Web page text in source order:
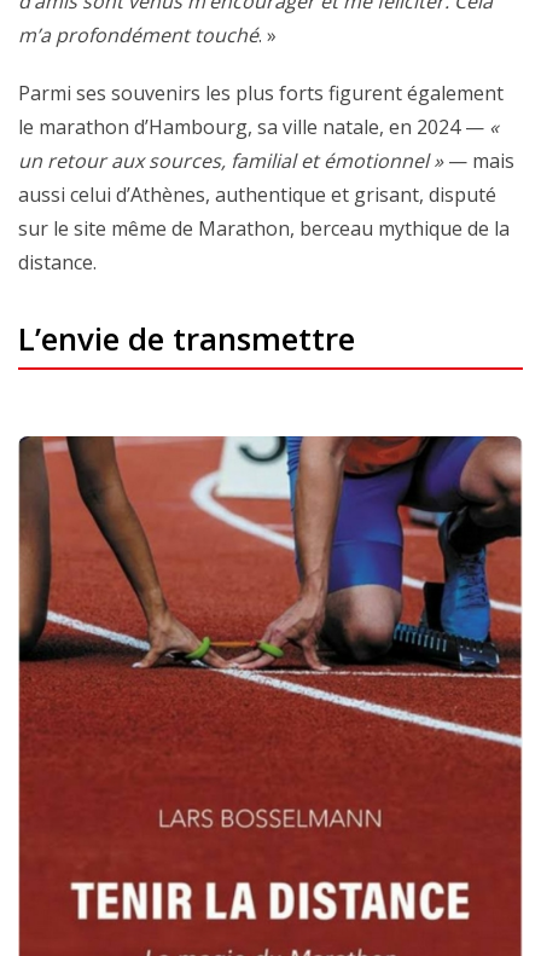
m’a profondément touché. »
Parmi ses souvenirs les plus forts figurent également
le marathon d’Hambourg, sa ville natale, en 2024 — «
un retour aux sources, familial et émotionnel »— mais
aussi celui d’Athènes, authentique et grisant, disputé
sur le site même de Marathon, berceau mythique de la
distance.
L’envie de transmettre